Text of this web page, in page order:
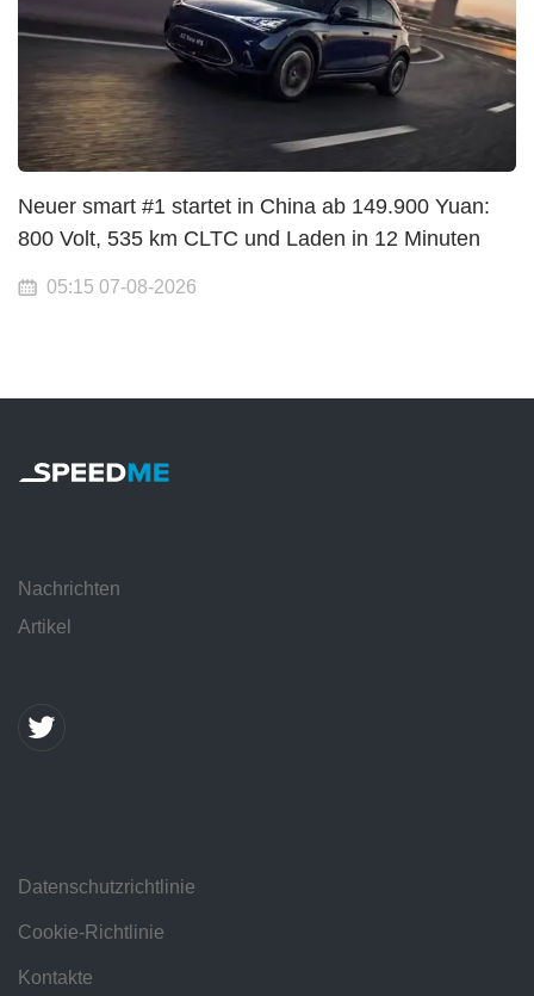
Neuer smart #1 startet in China ab 149.900 Yuan:
800 Volt, 535 km CLTC und Laden in 12 Minuten
05:15 07-08-2026
Nachrichten
Artikel
Datenschutzrichtlinie
Cookie-Richtlinie
Kontakte